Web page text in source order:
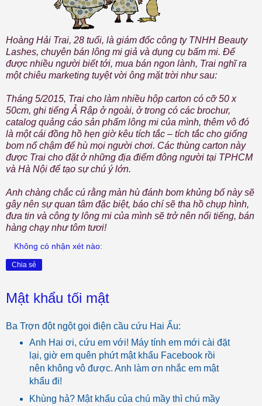
Hoàng Hải Trai, 28 tuổi, là giám đốc công ty TNHH Beauty
Lashes, chuyên bán lông mi giả và dụng cụ bấm mi. Để
được nhiều người biết tới, mua bán ngon lành, Trai nghĩ ra
một chiêu marketing tuyệt vời ông mặt trời như sau:
Tháng 5/2015, Trai cho làm nhiều hộp carton có cỡ 50 x
50cm, ghi tiếng Ả Rập ở ngoài, ở trong có các brochur,
catalog quảng cáo sản phẩm lông mi của mình, thêm vô đó
là một cái đồng hồ hẹn giờ kêu tích tắc – tích tắc cho giống
bom nổ chậm để hù mọi người chơi. Các thùng carton này
được Trai cho đặt ở những địa điểm đông người tại TPHCM
và Hà Nội để tạo sự chú ý lớn.
Anh chàng chắc cú rằng màn hù đánh bom khủng bố này sẽ
gây nên sự quan tâm đặc biệt, báo chí sẽ tha hồ chụp hình,
đưa tin và công ty lông mi của mình sẽ trở nên nổi tiếng, bán
hàng chạy như tôm tươi!
Không có nhận xét nào:
Chia sẻ
Mật khẩu tối mật
Ba Trợn đột ngột gọi điện cầu cứu Hai Ẩu:
Anh Hai ơi, cứu em với! Máy tính em mới cài đặt
lại, giờ em quên phứt mật khẩu Facebook rồi
nên không vô được. Anh làm ơn nhắc em mật
khẩu đi!
Khùng hả? Mật khẩu của chú mầy thì chú mầy